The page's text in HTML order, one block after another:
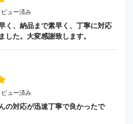
ュー済み
く、納品まで素早く、丁寧に対応
した。大変感謝致します。
ュー済み
の対応が迅速丁寧で良かったで